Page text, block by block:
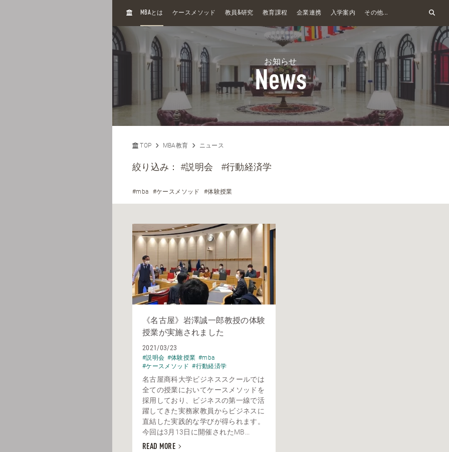
H
MBAとは ケースメソッド 教員&研究 教育課程 企業連携 入学案内 その他...
お知らせ
News
TOP MBA教育 ニュース
絞り込み：#説明会 #行動経済学
#mba #ケースメソッド #体験授業
《名古屋》岩澤誠一郎教授の体験
授業が実施されました
2021/03/23
#説明会 #体験授業 #mba
#ケースメソッド #行動経済学
名古屋商科大学ビジネススクールでは
全ての授業においてケースメソッドを
採用しており、ビジネスの第一線で活
躍してきた実務家教員からビジネスに
直結した実践的な学びが得られます。
今回は3月13日に開催されたMB...
READ MORE